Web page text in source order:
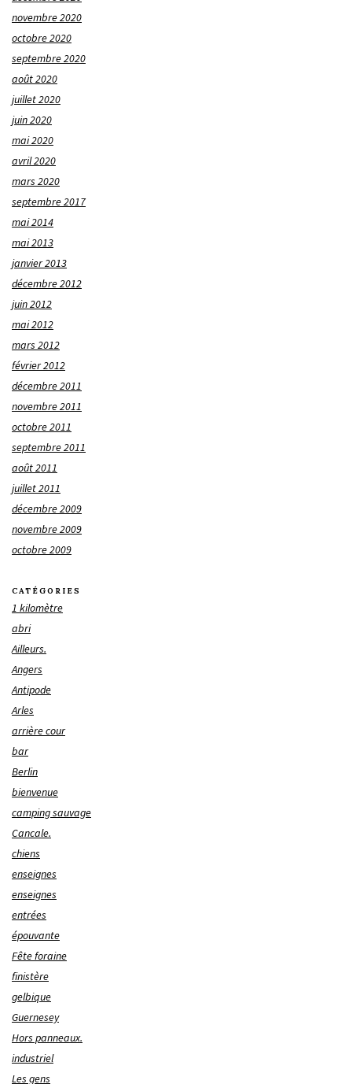
novembre 2020
octobre 2020
septembre 2020
août 2020
juillet 2020
juin 2020
mai 2020
avril 2020
mars 2020
septembre 2017
mai 2014
mai 2013
janvier 2013
décembre 2012
juin 2012
mai 2012
mars 2012
février 2012
décembre 2011
novembre 2011
octobre 2011
septembre 2011
août 2011
juillet 2011
décembre 2009
novembre 2009
octobre 2009
CATÉGORIES
1 kilomètre
abri
Ailleurs.
Angers
Antipode
Arles
arrière cour
bar
Berlin
bienvenue
camping sauvage
Cancale.
chiens
enseignes
enseignes
entrées
épouvante
Fête foraine
finistère
gelbique
Guernesey
Hors panneaux.
industriel
Les gens